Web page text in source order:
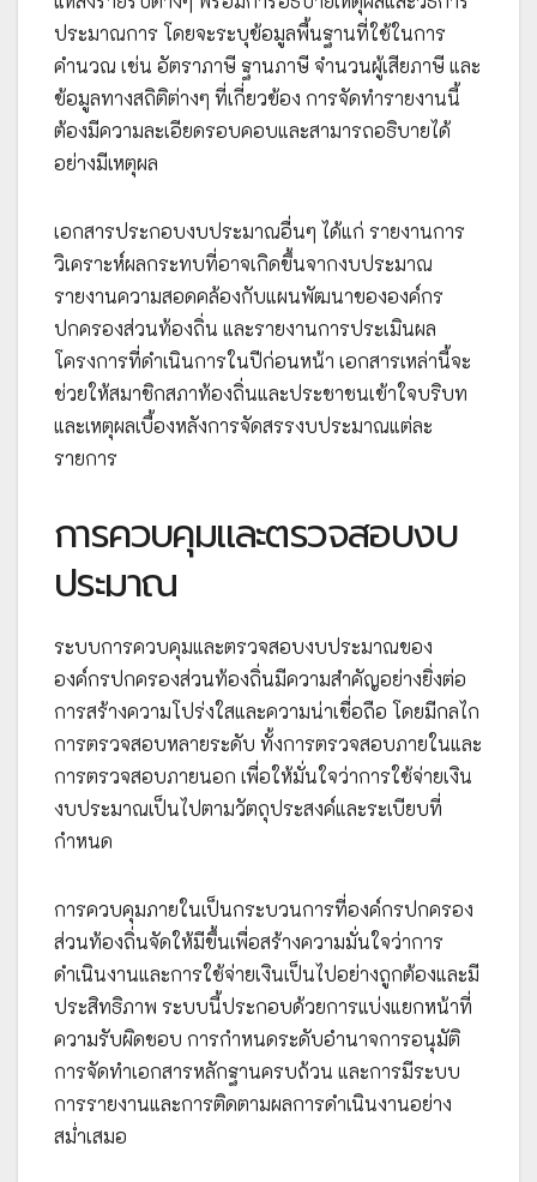
ประมาณการ โดยจะระบุข้อมูลพื้นฐานที่ใช้ในการ
คำนวณ เช่น อัตราภาษี ฐานภาษี จำนวนผู้เสียภาษี และ
ข้อมูลทางสถิติต่างๆ ที่เกี่ยวข้อง การจัดทำรายงานนี้
ต้องมีความละเอียดรอบคอบและสามารถอธิบายได้
อย่างมีเหตุผล
เอกสารประกอบงบประมาณอื่นๆ ได้แก่ รายงานการ
วิเคราะห์ผลกระทบที่อาจเกิดขึ้นจากงบประมาณ
รายงานความสอดคล้องกับแผนพัฒนาขององค์กร
ปกครองส่วนท้องถิ่น และรายงานการประเมินผล
โครงการที่ดำเนินการในปีก่อนหน้า เอกสารเหล่านี้จะ
ช่วยให้สมาชิกสภาท้องถิ่นและประชาชนเข้าใจบริบท
และเหตุผลเบื้องหลังการจัดสรรงบประมาณแต่ละ
รายการ
การควบคุมและตรวจสอบงบ
ประมาณ
ระบบการควบคุมและตรวจสอบงบประมาณของ
องค์กรปกครองส่วนท้องถิ่นมีความสำคัญอย่างยิ่งต่อ
การสร้างความโปร่งใสและความน่าเชื่อถือ โดยมีกลไก
การตรวจสอบหลายระดับ ทั้งการตรวจสอบภายในและ
การตรวจสอบภายนอก เพื่อให้มั่นใจว่าการใช้จ่ายเงิน
งบประมาณเป็นไปตามวัตถุประสงค์และระเบียบที่
กำหนด
การควบคุมภายในเป็นกระบวนการที่องค์กรปกครอง
ส่วนท้องถิ่นจัดให้มีขึ้นเพื่อสร้างความมั่นใจว่าการ
ดำเนินงานและการใช้จ่ายเงินเป็นไปอย่างถูกต้องและมี
ประสิทธิภาพ ระบบนี้ประกอบด้วยการแบ่งแยกหน้าที่
ความรับผิดชอบ การกำหนดระดับอำนาจการอนุมัติ
การจัดทำเอกสารหลักฐานครบถ้วน และการมีระบบ
การรายงานและการติดตามผลการดำเนินงานอย่าง
สม่ำเสมอ